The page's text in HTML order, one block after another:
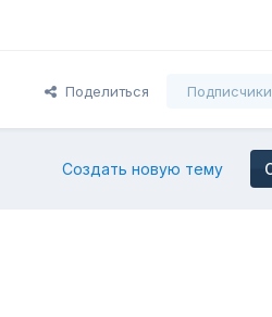
Поделиться Подписчики
Создать новую тему